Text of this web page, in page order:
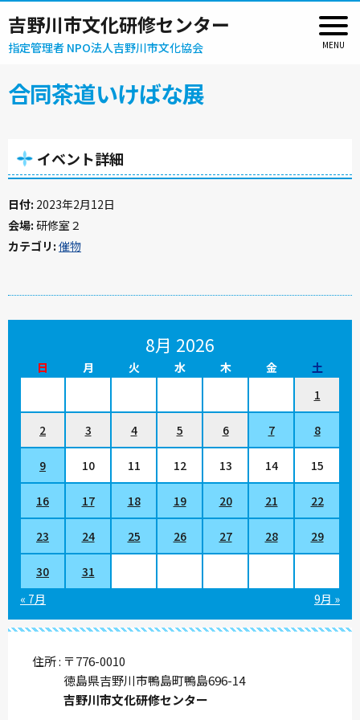
吉野川市文化研修センター
指定管理者 NPO法人吉野川市文化協会
合同茶道いけばな展
イベント詳細
日付: 2023年2月12日
会場: 研修室２
カテゴリ: 催物
8月 2026
日 月 火 水 木 金
土
1
2 3 4 5 6 7 8
9 10 11 12 13 14 15
16 17 18 19 20 21 22
23 24 25 26 27 28 29
30
31
« 7月
9月 »
住所 〒776-0010
徳島県吉野川市鴨島町鴨島696-14
吉野川市文化研修センター